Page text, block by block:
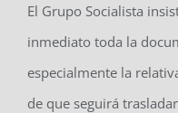
El Grupo Socialista
inmediato toda la
especialmente la
de que seguirá